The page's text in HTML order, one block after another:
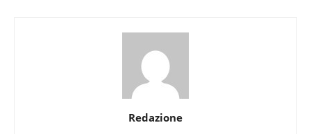
Redazione